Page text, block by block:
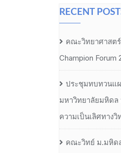
RECENT
คณะวิทยาศาสตร์
Champion Forum
ประชุมทบทวนแ
มหาวิทยาลัยมหิดล
ความเป็นเลิศทาง
คณะวิทย์ ม.มหิด